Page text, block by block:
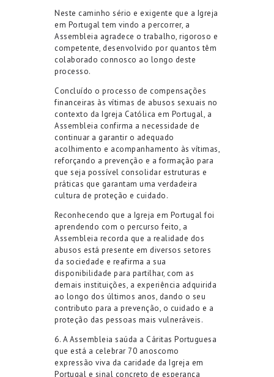
Neste caminho sério e exigente que a Igreja
em Portugal tem vindo a percorrer, a
Assembleia agradece o trabalho, rigoroso e
competente, desenvolvido por quantos têm
colaborado connosco ao longo deste
processo.
Concluído o processo de compensações
financeiras às vítimas de abusos sexuais no
contexto da Igreja Católica em Portugal, a
Assembleia confirma a necessidade de
continuar a garantir o adequado
acolhimento e acompanhamento às vítimas,
reforçando a prevenção e a formação para
que seja possível consolidar estruturas e
práticas que garantam uma verdadeira
cultura de proteção e cuidado.
Reconhecendo que a Igreja em Portugal foi
aprendendo com o percursofeito, a
Assembleia recorda que a realidade dos
abusos está presente em diversos setores
da sociedade e reafirma a sua
disponibilidade para partilhar, com as
demais instituições, a experiência adquirida
ao longo dos últimos anos, dando o seu
contributo para a prevenção, o cuidado e a
proteção das pessoas mais vulneráveis.
6. A Assembleia saúda a Cáritas Portuguesa
que está a celebrar 70 anoscomo
expressão viva da caridade da Igreja em
Portugal e sinal concreto de esperança